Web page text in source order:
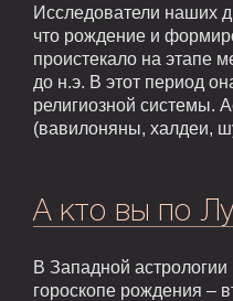
Исследователи наших
что рождение и
проистекало на этапе
до н.э. В этот период
религиозной системы.
(вавилоняны, халдеи,
А кто вы по
В Западной
гороскопе рождения –